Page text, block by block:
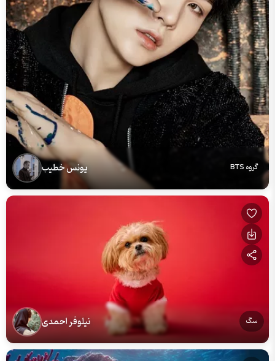
گروه BTS یونس خطیب
سگ نیلوفر احمدی